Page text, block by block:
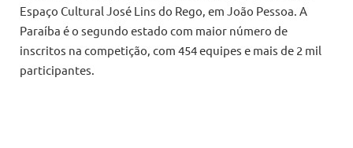
Espaço Cultural José Lins do Rego, em João Pessoa. A
Paraíba é o segundo estado com maior número de
inscritos na competição, com 454 equipes e mais de 2 mil
participantes.